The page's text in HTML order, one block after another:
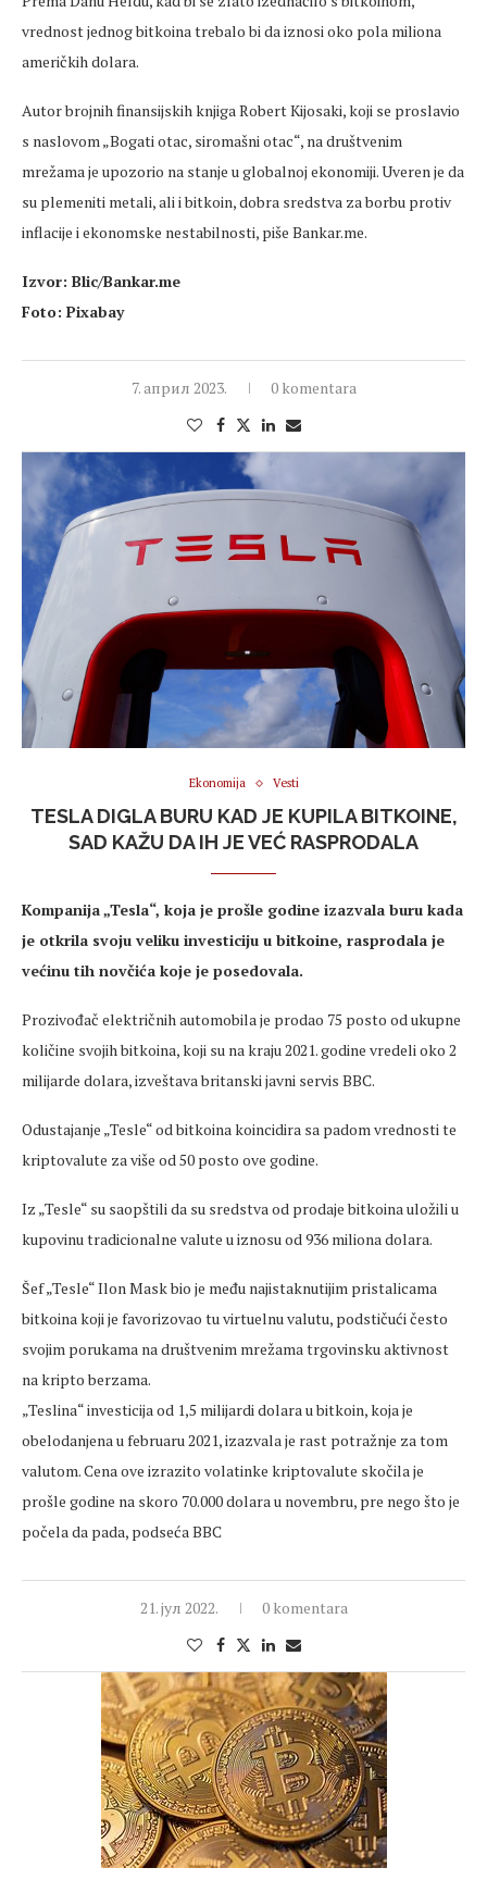
vrednost jednog bitkoina trebalo bi da iznosi oko pola miliona
američkih dolara.
Autor brojnih finansijskih knjiga Robert Kijosaki, koji se proslavio
s naslovom „Bogati otac, siromašni otac“, na društvenim
mrežama je upozorio na stanje u globalnoj ekonomiji. Uveren je da
su plemeniti metali, ali i bitkoin, dobra sredstva za borbu protiv
inflacije i ekonomske nestabilnosti, piše Bankar.me.
Izvor: Blic/Bankar.me
Foto: Pixabay
7. април 2023. 0 komentara
Ekonomija Vesti
TESLA DIGLA BURU KAD JE KUPILA BITKOINE,
SAD KAŽU DA IH JE VEĆ RASPRODALA
Kompanija „Tesla“, koja je prošle godine izazvala buru kada
je otkrila svoju veliku investiciju u bitkoine, rasprodala je
većinu tih novčića koje je posedovala.
Prozivođač električnih automobila je prodao 75 posto od ukupne
količine svojih bitkoina, koji su na kraju 2021. godine vredeli oko 2
milijarde dolara, izveštava britanski javni servis BBC.
Odustajanje „Tesle“ od bitkoina koincidira sa padom vrednosti te
kriptovalute za više od 50 posto ove godine.
Iz „Tesle“ su saopštili da su sredstva od prodaje bitkoina uložili u
kupovinu tradicionalne valute u iznosu od 936 miliona dolara.
Šef „Tesle“ Ilon Mask bio je među najistaknutijim pristalicama
bitkoina koji je favorizovao tu virtuelnu valutu, podstičući često
svojim porukama na društvenim mrežama trgovinsku aktivnost
na kripto berzama.
„Teslina“ investicija od 1,5 milijardi dolara u bitkoin, koja je
obelodanjena u februaru 2021, izazvala je rast potražnje za tom
valutom. Cena ove izrazito volatinke kriptovalute skočila je
prošle godine na skoro 70.000 dolara u novembru, pre nego što je
počela da pada, podseća BBC
21. јул 2022. 0 komentara